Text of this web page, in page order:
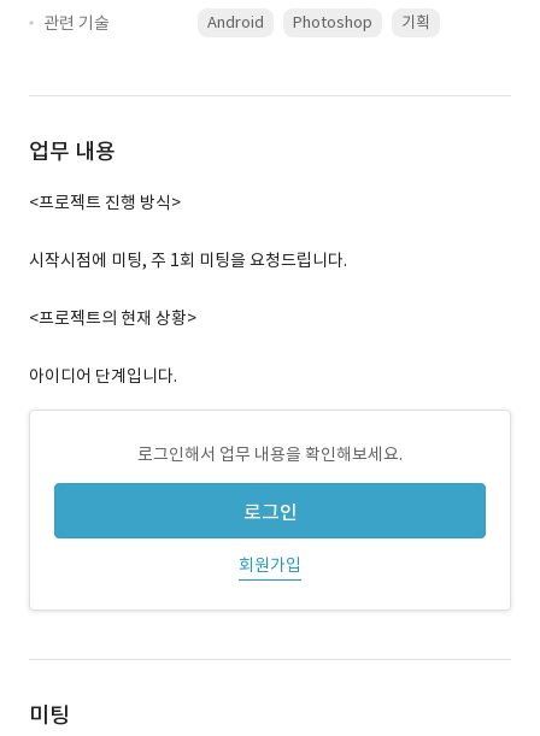
관련 기술
Android Photoshop 기획
업무 내용
<프로젝트 진행 방식>
시작시점에 미팅, 주 1회 미팅을 요청드립니다.
<프로젝트의 현재 상황>
아이디어 단계입니다.
로그인해서 업무 내용을 확인해보세요.
로그인
회원가입
미팅